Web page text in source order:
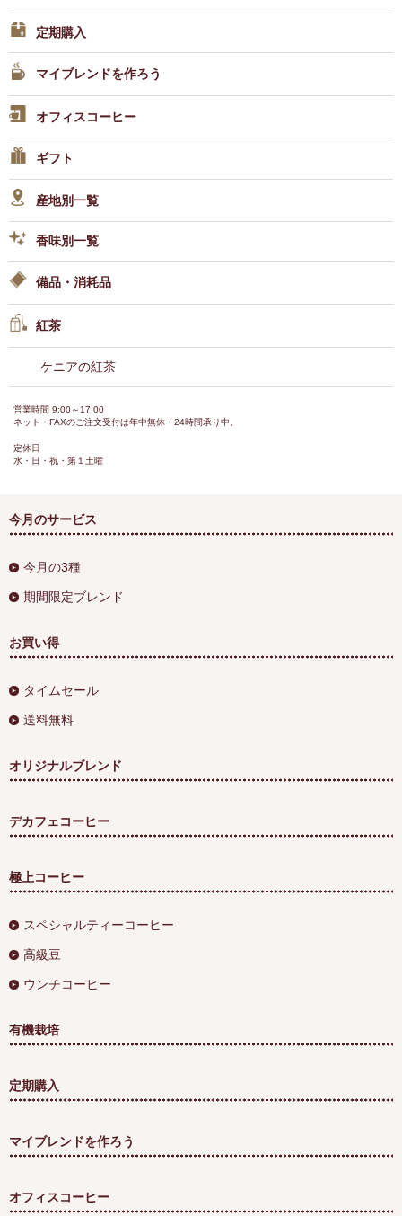
定期購入
マイブレンドを作ろう
オフィスコーヒー
ギフト
産地別一覧
香味別一覧
備品・消耗品
紅茶
ケニアの紅茶
営業時間 9:00～17:00
ネット・FAXのご注文受付は年中無休・24時間承り中。
定休日
水・日・祝・第１土曜
今月のサービス
今月の3種
期間限定ブレンド
お買い得
タイムセール
送料無料
オリジナルブレンド
デカフェコーヒー
極上コーヒー
スペシャルティーコーヒー
高級豆
ウンチコーヒー
有機栽培
定期購入
マイブレンドを作ろう
オフィスコーヒー